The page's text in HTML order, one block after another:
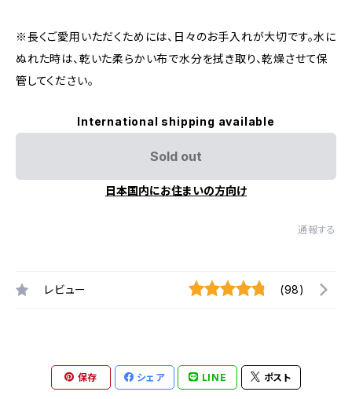
※長くご愛用いただくためには、日々のお手入れが大切です。水に
ぬれた時は、乾いた柔らかい布で水分を拭き取り、乾燥させて保
管してください。
International shipping available
Sold out
日本国内にお住まいの方向け
通報する
レビュー (98)
保存 シェア LINE ポスト